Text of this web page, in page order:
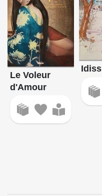
Le Voleur
d'Amour
Idiss